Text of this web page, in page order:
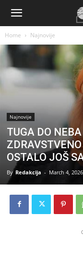
Home Najnovije
Najnovije
TUGA DO
OSTALO JOŠ
By Redakcija - March 4, 2026